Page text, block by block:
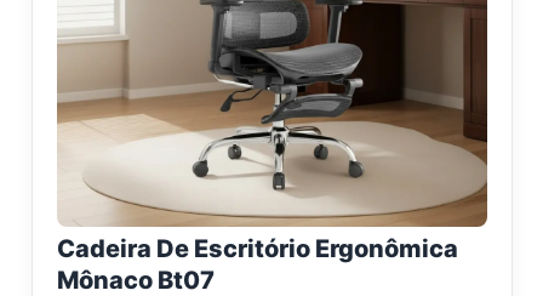
Cadeira De Escritório Ergonômica
Mônaco Bt07